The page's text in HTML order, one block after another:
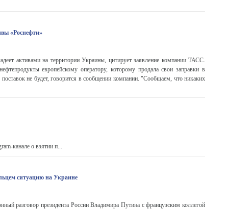
«Роснефти»
активами на территории Украины, цитирует заявление компании ТАСС.
европейскому оператору, которому продала свои заправки в
поставок не будет, говорится в сообщении компании. "Сообщаем, что никаких
канале о взятии п...
ситуацию на Украине
разговор президента России Владимира Путина с французским коллегой